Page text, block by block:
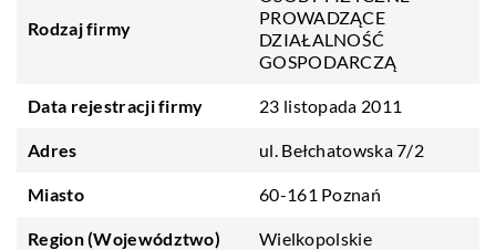
Rodzaj firmy
PROWADZĄCE
DZIAŁALNOŚĆ
GOSPODARCZĄ
Data rejestracji firmy 23 listopada 2011
Adres ul. Bełchatowska 7/2
Miasto 60-161 Poznań
Region (Województwo) Wielkopolskie